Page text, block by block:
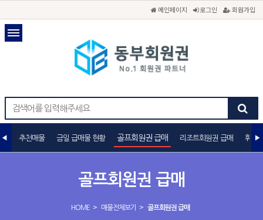
메인페이지 로그인 회원가입
골프회원권 급매
HOME > 매물전체보기 > 골프회원권 급매
추천매물 금일 급매물 현황 골프회원권 급매 리조트회원권 급매 휘트